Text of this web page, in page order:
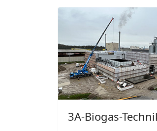
3A-Biogas-